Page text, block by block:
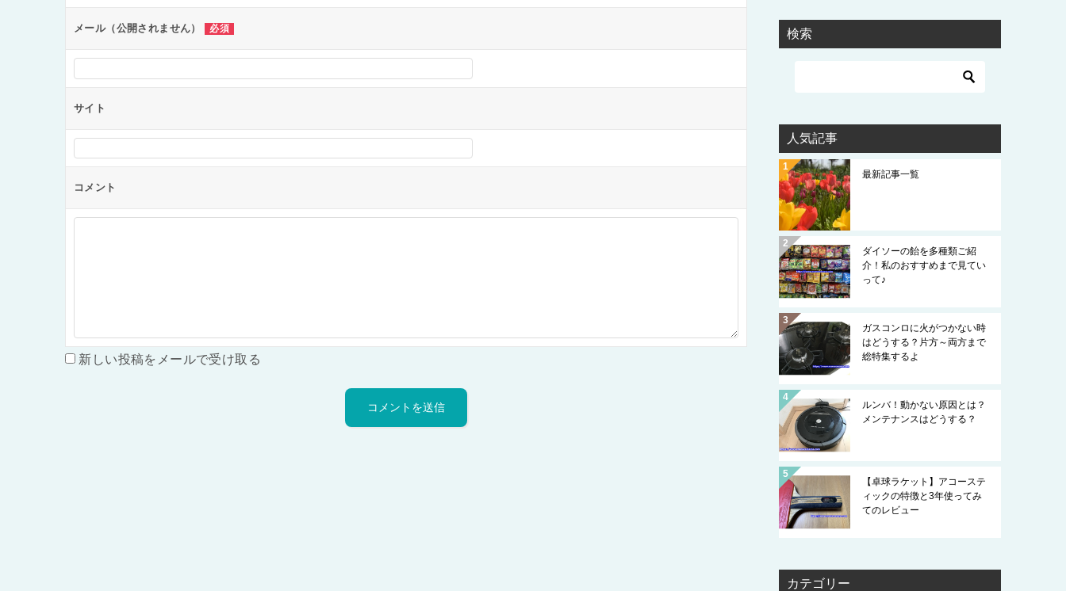
ン
メール（公開されません） 必須
サイト
コメント
新しい投稿をメールで受け取る
検索
人気記事
最新記事一覧
ダイソーの飴を多種類ご紹
介！私のおすすめまで見てい
って♪
ガスコンロに火がつかない時
はどうする？片方～両方まで
総特集するよ
ルンバ！動かない原因とは？
メンテナンスはどうする？
【卓球ラケット】アコーステ
ィックの特徴と3年使ってみ
てのレビュー
カテゴリー